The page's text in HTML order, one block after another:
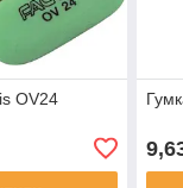
OV24